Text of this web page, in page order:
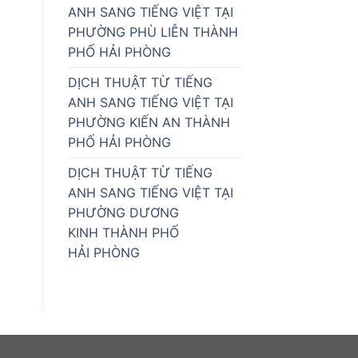
ANH SANG TIẾNG VIỆT TẠI
PHƯỜNG PHÙ LIỄN THÀNH
PHỐ HẢI PHÒNG
DỊCH THUẬT TỪ TIẾNG
ANH SANG TIẾNG VIỆT TẠI
PHƯỜNG KIẾN AN THÀNH
PHỐ HẢI PHÒNG
DỊCH THUẬT TỪ TIẾNG
ANH SANG TIẾNG VIỆT TẠI
PHƯỜNG DƯƠNG
KINH THÀNH PHỐ
HẢI PHÒNG